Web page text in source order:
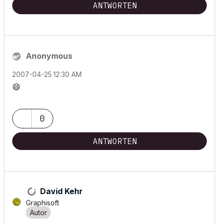
ANTWORTEN
Anonymous
‎2007-04-25 12:30 AM
😄
0
ANTWORTEN
David Kehr
Graphisoft